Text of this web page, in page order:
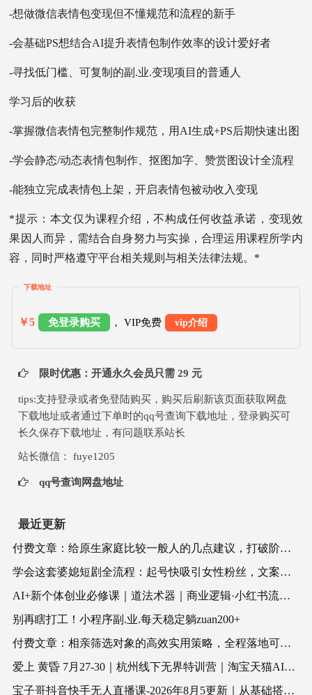
-想做微信表情包变现但不懂规范和流程的新手
-会基础PS想结合AI提升表情包制作效率的设计爱好者
-寻找低门槛、可复制的副.业.变现项目的普通人
学习后的收获
-掌握微信表情包完整制作规范，用AI生成+PS后期快速出图
-学会静态/动态表情包制作、抠图加字、赞赏图设计全流程
-能独立完成表情包上架，开启表情包被动收入变现
*提示：本文仅为课程介绍，不构成任何收益承诺，变现效
果因人而异，需结合自身努力与实操，合理运用课程所学内
容，同时严格遵守平台相关规则与相关法律法规。*
下载地址
￥5 免登录购买 ， VIP免费 vip介绍
限时优惠：开通永久会员只需 29 元
tips:支持登录或者免登陆购买，购买后刷新该页面获取网盘
下载地址或者通过下单时的qq号查询下载地址，登录购买可
长久保存下载地址，有问题联系站长
站长微信： fuye1205
qq号查询网盘地址
最近更新
付费文章：给原生家庭比较一般人的几点建议，打破阶层局限，实现个人与家族代际向上跃升
学会这套婆媳短剧全流程：起号快吸引女性粉丝，文案剪辑视频制作一站式搞定，多种变现方式都可做
AI+新个体创业必修课｜道法术器｜商业逻辑·小红书流量·AI智能体｜低成本打造个人变现小生意全套教学
别再瞎打工！小程序副.业.每天稳定躺zuan200+
付费文章：相亲筛选对象的高效实用策略，全程落地可实操，规避短择、利己型相亲对象
爱上 黄昏 7月27-30｜杭州线下无界特训营｜淘宝天猫AI推广｜直通车人群｜全套PPT SOP思维导图资料包
宝子哥抖音快手无人直播课-2026年8月5更新｜从基础搭建到高阶起号，稳号防封技术，搭建自动化直播变现体系